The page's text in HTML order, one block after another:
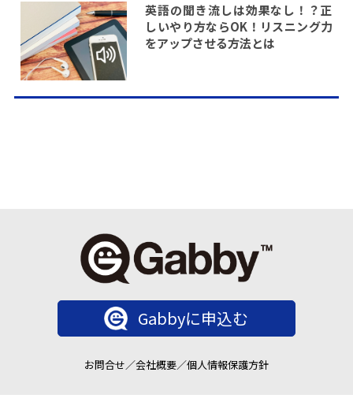
英語の聞き流しは効果なし！？正
しいやり方ならOK！リスニング力
をアップさせる方法とは
Gabbyに申込む
お問合せ／会社概要／個人情報保護方針